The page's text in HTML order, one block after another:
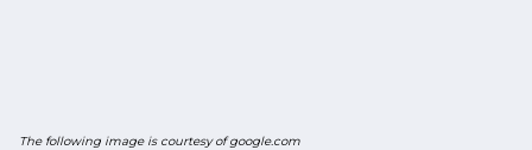
The following image is courtesy of google.com